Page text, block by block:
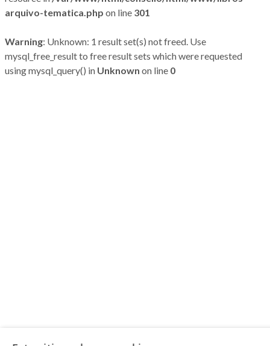
arquivo-tematica.php on line 301
Warning: Unknown: 1 result set(s) not freed. Use
mysql_free_result to free result sets which were requested
using mysql_query() in Unknown on line 0